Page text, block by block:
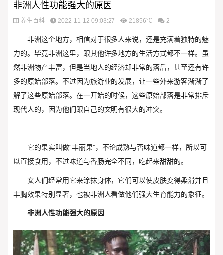
非洲人性功能强大的原因
养生百科 2022-11-12 09:03:27 21856℃ 2
非洲这个地方，相信对于很多人来说，还是充满着独特的魅
力的。毕竟非洲这里，跟其他许多地方的生活方式都不一样。虽
然非洲物产丰富，但是当地人的经济却非常的落后，甚至还有许
多的原始部落。不过因为旅游业的发展，让一些外来游客渐渐了
解了这些原始部落。在一开始的时候，这些原始部落是非常排斥
现代人的，因为他们跟自己的文明有很大的冲突。
它的果实叫做“丰丽果”，不论成熟与否味道都一样，所以可
以直接食用，不过味道与香肠完全不同，吃起来甜甜的。
女人们经常用它来涂抹身体，它们可以使皮肤变得柔滑并且
丰胸效果特别显著，也被非洲人看做他们强大生育能力的象征。
非洲人性功能强大的原因